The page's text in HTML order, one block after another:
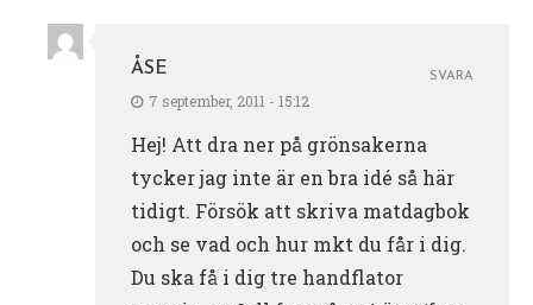
ÅSE
7 september, 2011 - 15:12
Hej! Att dra ner på grönsakerna
tycker jag inte är en bra idé så här
tidigt. Försök att skriva matdagbok
och se vad och hur mkt du får i dig.
Du ska få i dig tre handflator
SVARA